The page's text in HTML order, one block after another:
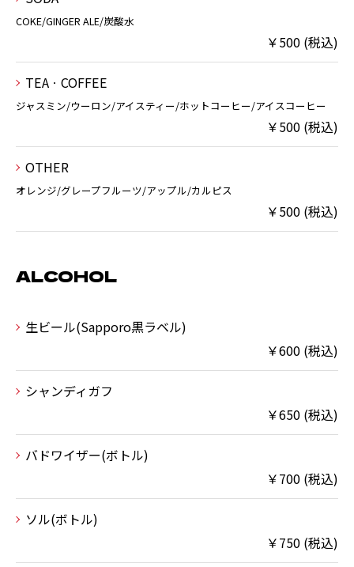
COKE/GINGER ALE/炭酸水
￥500 (税込)
TEAㆍCOFFEE
ジャスミン/ウーロン/アイスティー/ホットコーヒー/アイスコーヒー
￥500 (税込)
OTHER
オレンジ/グレープフルーツ/アップル/カルピス
￥500 (税込)
ALCOHOL
生ビール(Sapporo黒ラベル)
￥600 (税込)
シャンディガフ
￥650 (税込)
バドワイザー(ボトル)
￥700 (税込)
ソル(ボトル)
￥750 (税込)